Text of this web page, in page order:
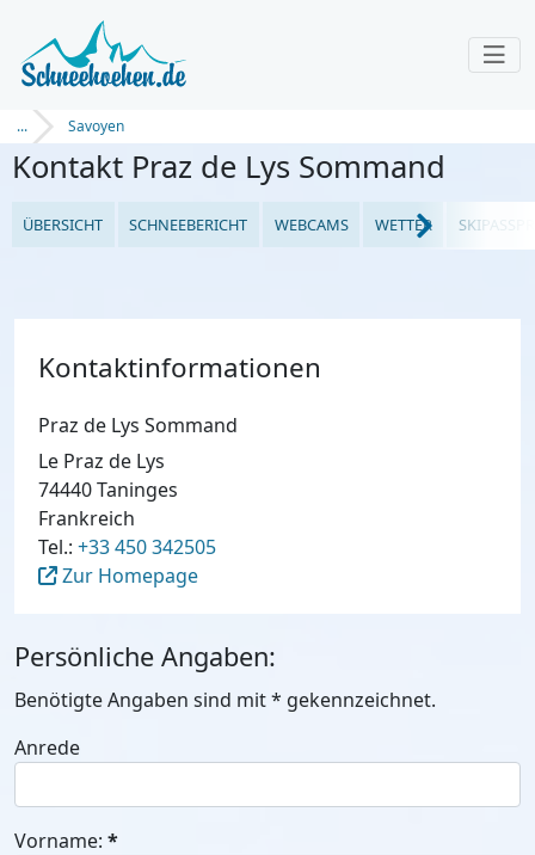
... Savoyen
Kontakt Praz de Lys Sommand
ÜBERSICHT SCHNEEBERICHT WEBCAMS WETTER
Persönliche Angaben:
Benötigte Angaben sind mit* gekennzeichnet.
Anrede
Vorname: *
Kontaktinformationen
Praz de Lys Sommand
Le Praz de Lys
74440 Taninges
Frankreich
Tel.: +33 450 342505
Zur Homepage